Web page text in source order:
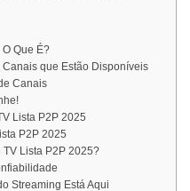
Que É?
que Estão Disponíveis
Canais
Lista P2P 2025
P2P 2025
Lista P2P 2025?
Streaming Está Aqui